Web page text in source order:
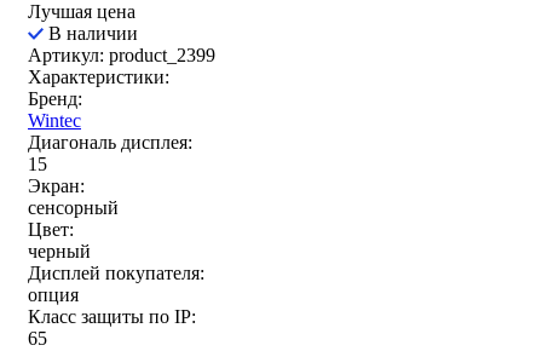
Лучшая цена
В наличии
Артикул: product_2399
Характеристики:
Бренд:
Wintec
Диагональ дисплея:
15
Экран:
сенсорный
Цвет:
черный
Дисплей покупателя:
опция
Класс защиты по IP:
65